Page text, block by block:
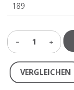
189
1
VERGLEICHEN